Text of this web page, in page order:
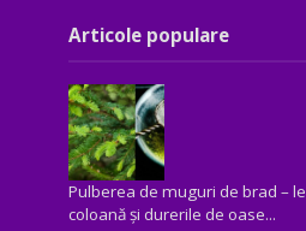
Articole populare
Pulberea de muguri de brad –
coloană și durerile de oase...